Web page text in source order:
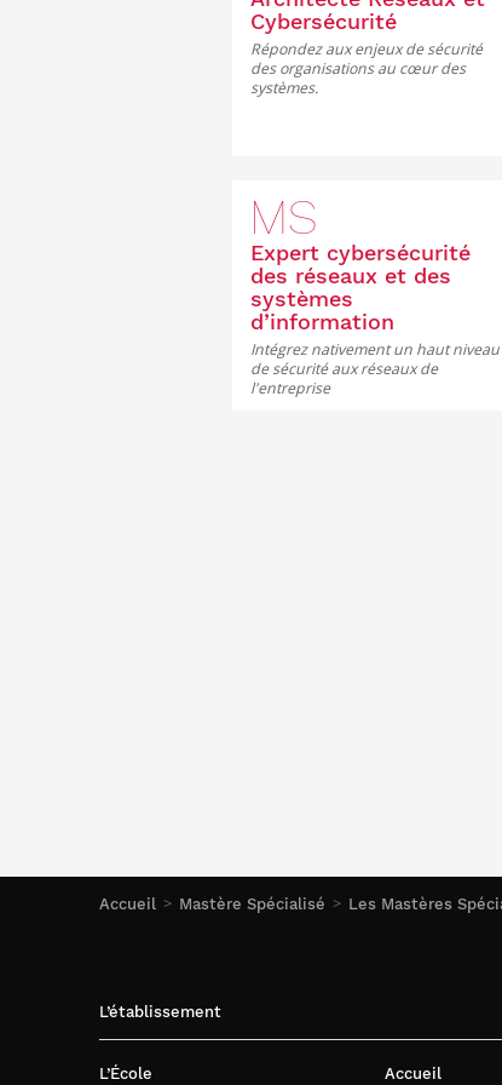
Accueil Mastère Spécialisé Les Mastères
Cybersécurité
Répondez aux enjeux de sécurité
des organisations au cœur des
systèmes.
MS
Expert cybersécurité
des réseaux et des
systèmes
d’information
Intégrez nativement un haut niveau
de sécurité aux réseaux de
l'entreprise
L’établissement
L’École Accueil